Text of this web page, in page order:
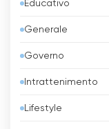
Bangladesh
Barbados
Belgio
Belize
Benin
Educativo
Generale
Governo
Intrattenimento
Lifestyle